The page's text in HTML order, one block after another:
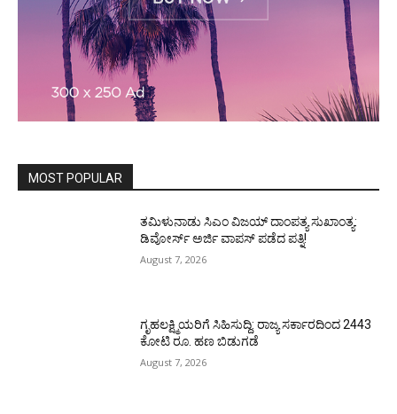
MOST POPULAR
ತಮಿಳುನಾಡು ಸಿಎಂ ವಿಜಯ್‌ ದಾಂಪತ್ಯ ಸುಖಾಂತ್ಯ:
ಡಿವೋರ್ಸ್‌ ಅರ್ಜಿ ವಾಪಸ್‌ ಪಡೆದ ಪತ್ನಿ!
August 7, 2026
ಗೃಹಲಕ್ಷ್ಮಿಯರಿಗೆ ಸಿಹಿಸುದ್ದಿ: ರಾಜ್ಯ ಸರ್ಕಾರದಿಂದ 2443
ಕೋಟಿ ರೂ. ಹಣ ಬಿಡುಗಡೆ
August 7, 2026